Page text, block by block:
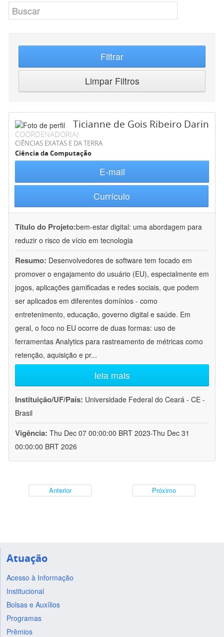
Filtrar
Limpar Filtros
Ticianne de Gois Ribeiro Darin
COORDENADOR(A)
CIÊNCIAS EXATAS E DA TERRA
Ciência da Computação
E-mail
Currículo
Título do Projeto:bem-estar digital: uma abordagem para
reduzir o risco de vício em tecnologia
Resumo: Desenvolvedores de software tem focado em
promover o engajamento do usuário (EU), especialmente em
jogos, aplicações gamificadas e redes sociais, que podem
ser aplicados em diferentes domínios - como
entretenimento, educação, governo digital e saúde. Em
geral, o foco no EU ocorre de duas formas: uso de
ferramentas Analytics para rastreamento de métricas como
retenção, aquisição e pr...
leia mais
Instituição/UF/País: Universidade Federal do Ceará - CE -
Brasil
Vigência: Thu Dec 07 00:00:00 BRT 2023-Thu Dec 31
00:00:00 BRT 2026
Anterior Próximo
Atuação
Acesso à Informação
Institucional
Bolsas e Auxílios
Programas
Prêmios